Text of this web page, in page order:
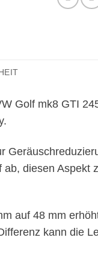
Golf mk8 GTI
diesen
auf 48 mm
kann die